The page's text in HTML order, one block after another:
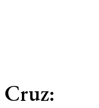
Cruz: